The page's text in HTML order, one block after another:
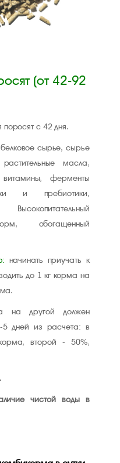
(от 42-92
поросят с 42 дня.
сырье, сырье
масла,
ферменты
и пребиотики,
обогащенный
начинать приучать к
до 1 кг корма на
на другой должен
5 дней из расчета: в
второй - 50%,
чистой воды в